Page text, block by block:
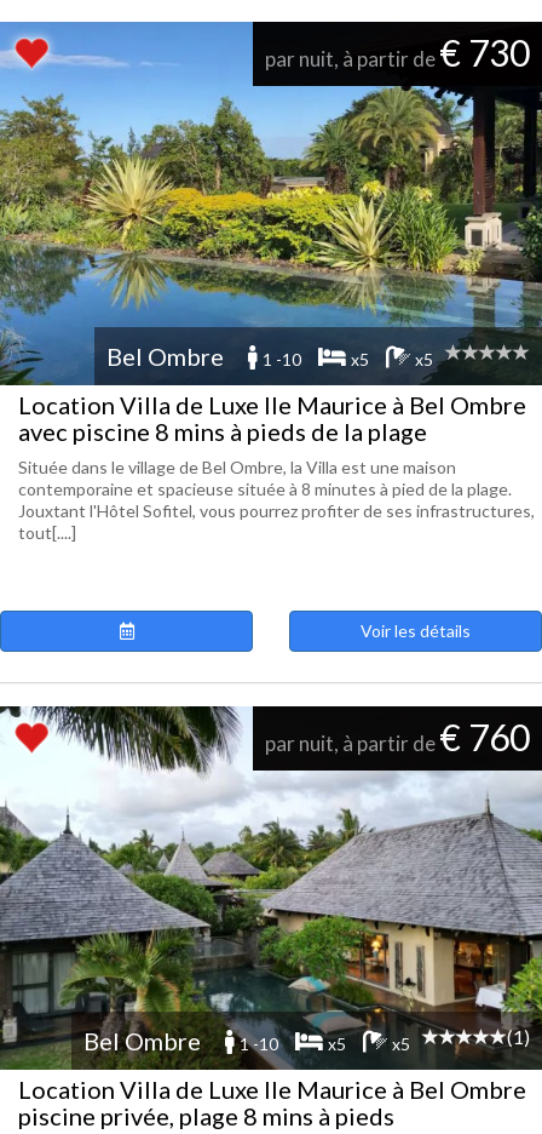
par nuit, à partir de€ 730
Bel Ombre 1 -10 x5 x5
Location Villa de Luxe Ile Maurice à Bel Ombre
avec piscine 8 mins à pieds de la plage
Située dans le village de Bel Ombre, la Villa est une maison
contemporaine et spacieuse située à 8 minutes à pied de la plage.
Jouxtant l'Hôtel Sofitel, vous pourrez profiter de ses infrastructures,
tout[....]
Voir les détails
par nuit, à partir de€ 760
Bel Ombre 1 -10 x5 x5 (1)
Location Villa de Luxe Ile Maurice à Bel Ombre
piscine privée, plage 8 mins à pieds